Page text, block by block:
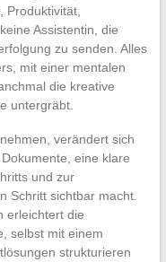
Produktivität,
Assistentin, die
zu senden. Alles
mit einer mentalen
die kreative
untergräbt.
verändert sich
eine klare
und zur
Schritt sichtbar macht.
erleichtert die
selbst mit einem
strukturieren